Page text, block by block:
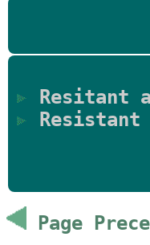
Resitant
Resistant
Page